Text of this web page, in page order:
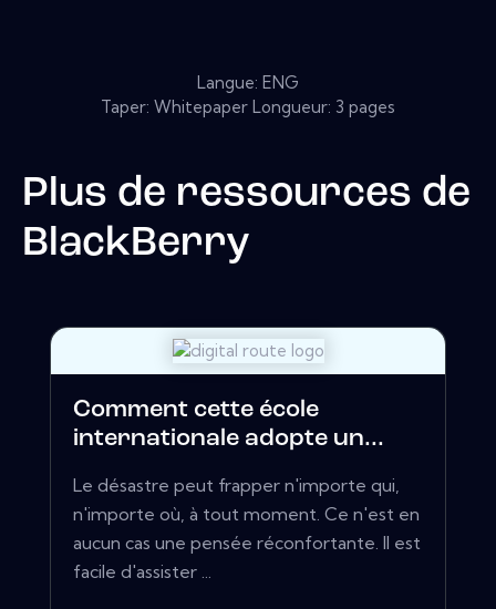
Langue: ENG
Taper: Whitepaper Longueur: 3 pages
Plus de ressources de
BlackBerry
Comment cette école
internationale adopte un...
Le désastre peut frapper n'importe qui,
n'importe où, à tout moment. Ce n'est en
aucun cas une pensée réconfortante. Il est
facile d'assister ...